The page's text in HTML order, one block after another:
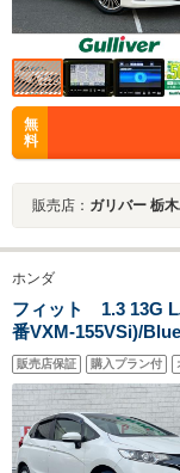
無
料
販売店： ガリバー 栃
ホンダ
フィット 1.3 13G
番VXM-155VSi)/
ビ/バックカメラ/
スマートキー/プッ
ホイール
販売店保証 購入プラン付